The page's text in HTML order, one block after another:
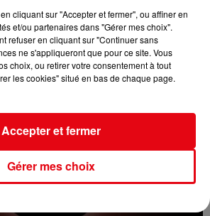
cliquant sur "Accepter et fermer", ou affiner en
et/ou partenaires dans "Gérer mes choix".
refuser en cliquant sur "Continuer sans
ne s'appliqueront que pour ce site. Vous
choix, ou retirer votre consentement à tout
les cookies" situé en bas de chaque page.
Gérer mes choix
Accepter et fermer